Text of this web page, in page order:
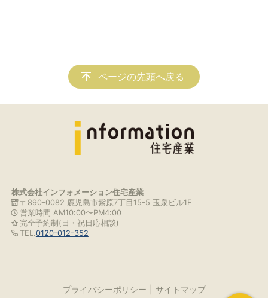
ページの先頭へ戻る
株式会社インフォメーション住宅産業
〒890-0082 鹿児島市紫原7丁目15-5 玉泉ビル1F
営業時間 AM10:00〜PM4:00
完全予約制(日・祝日応相談)
TEL.0120-012-352
プライバシーポリシー サイトマップ